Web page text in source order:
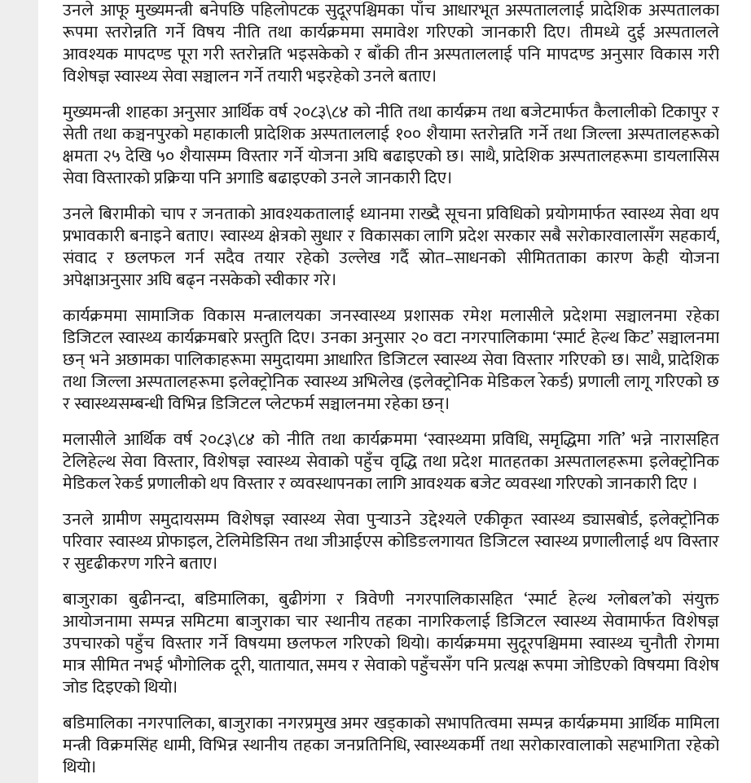
उनले आफू मुख्यमन्त्री बनेपछि पहिलोपटक सुदूरपश्चिमका पाँच आधारभूत अस्पताललाई प्रादेशिक अस्पतालका
रूपमा स्तरोन्नति गर्ने विषय नीति तथा कार्यक्रममा समावेश गरिएको जानकारी दिए। तीमध्ये दुई अस्पतालले
आवश्यक मापदण्ड पूरा गरी स्तरोन्नति भइसकेको र बाँकी तीन अस्पताललाई पनि मापदण्ड अनुसार विकास गरी
विशेषज्ञ स्वास्थ्य सेवा सञ्चालन गर्ने तयारी भइरहेको उनले बताए।
मुख्यमन्त्री शाहका अनुसार आर्थिक वर्ष २०८३\८४ को नीति तथा कार्यक्रम तथा बजेटमार्फत कैलालीको टिकापुर र
सेती तथा कञ्चनपुरको महाकाली प्रादेशिक अस्पताललाई १०० शैयामा स्तरोन्नति गर्ने तथा जिल्ला अस्पतालहरूको
क्षमता २५ देखि ५० शैयासम्म विस्तार गर्ने योजना अघि बढाइएको छ। साथै, प्रादेशिक अस्पतालहरूमा डायलासिस
सेवा विस्तारको प्रक्रिया पनि अगाडि बढाइएको उनले जानकारी दिए।
उनले बिरामीको चाप र जनताको आवश्यकतालाई ध्यानमा राख्दै सूचना प्रविधिको प्रयोगमार्फत स्वास्थ्य सेवा थप
प्रभावकारी बनाइने बताए। स्वास्थ्य क्षेत्रको सुधार र विकासका लागि प्रदेश सरकार सबै सरोकारवालासँग सहकार्य,
संवाद र छलफल गर्न सदैव तयार रहेको उल्लेख गर्दै स्रोत–साधनको सीमितताका कारण केही योजना
अपेक्षाअनुसार अघि बढ्न नसकेको स्वीकार गरे।
कार्यक्रममा सामाजिक विकास मन्त्रालयका जनस्वास्थ्य प्रशासक रमेश मलासीले प्रदेशमा सञ्चालनमा रहेका
डिजिटल स्वास्थ्य कार्यक्रमबारे प्रस्तुति दिए। उनका अनुसार २० वटा नगरपालिकामा ‘स्मार्ट हेल्थ किट’ सञ्चालनमा
छन् भने अछामका पालिकाहरूमा समुदायमा आधारित डिजिटल स्वास्थ्य सेवा विस्तार गरिएको छ। साथै, प्रादेशिक
तथा जिल्ला अस्पतालहरूमा इलेक्ट्रोनिक स्वास्थ्य अभिलेख (इलेक्ट्रोनिक मेडिकल रेकर्ड) प्रणाली लागू गरिएको छ
र स्वास्थ्यसम्बन्धी विभिन्न डिजिटल प्लेटफर्म सञ्चालनमा रहेका छन्।
मलासीले आर्थिक वर्ष २०८३\८४ को नीति तथा कार्यक्रममा ‘स्वास्थ्यमा प्रविधि, समृद्धिमा गति’ भन्ने नारासहित
टेलिहेल्थ सेवा विस्तार, विशेषज्ञ स्वास्थ्य सेवाको पहुँच वृद्धि तथा प्रदेश मातहतका अस्पतालहरूमा इलेक्ट्रोनिक
मेडिकल रेकर्ड प्रणालीको थप विस्तार र व्यवस्थापनका लागि आवश्यक बजेट व्यवस्था गरिएको जानकारी दिए ।
उनले ग्रामीण समुदायसम्म विशेषज्ञ स्वास्थ्य सेवा पुर्‍याउने उद्देश्यले एकीकृत स्वास्थ्य ड्यासबोर्ड, इलेक्ट्रोनिक
परिवार स्वास्थ्य प्रोफाइल, टेलिमेडिसिन तथा जीआईएस कोडिङलगायत डिजिटल स्वास्थ्य प्रणालीलाई थप विस्तार
र सुदृढीकरण गरिने बताए।
बाजुराका बुढीनन्दा, बडिमालिका, बुढीगंगा र त्रिवेणी नगरपालिकासहित ‘स्मार्ट हेल्थ ग्लोबल’को संयुक्त
आयोजनामा सम्पन्न समिटमा बाजुराका चार स्थानीय तहका नागरिकलाई डिजिटल स्वास्थ्य सेवामार्फत विशेषज्ञ
उपचारको पहुँच विस्तार गर्ने विषयमा छलफल गरिएको थियो। कार्यक्रममा सुदूरपश्चिममा स्वास्थ्य चुनौती रोगमा
मात्र सीमित नभई भौगोलिक दूरी, यातायात, समय र सेवाको पहुँचसँग पनि प्रत्यक्ष रूपमा जोडिएको विषयमा विशेष
जोड दिइएको थियो।
बडिमालिका नगरपालिका, बाजुराका नगरप्रमुख अमर खड्काको सभापतित्वमा सम्पन्न कार्यक्रममा आर्थिक मामिला
मन्त्री विक्रमसिंह धामी, विभिन्न स्थानीय तहका जनप्रतिनिधि, स्वास्थ्यकर्मी तथा सरोकारवालाको सहभागिता रहेको
थियो।